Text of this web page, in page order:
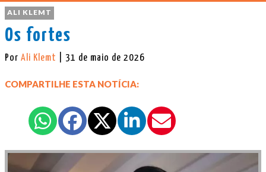
ALI KLEMT
Os fortes
Por Ali Klemt | 31 de maio de 2026
COMPARTILHE ESTA NOTÍCIA: